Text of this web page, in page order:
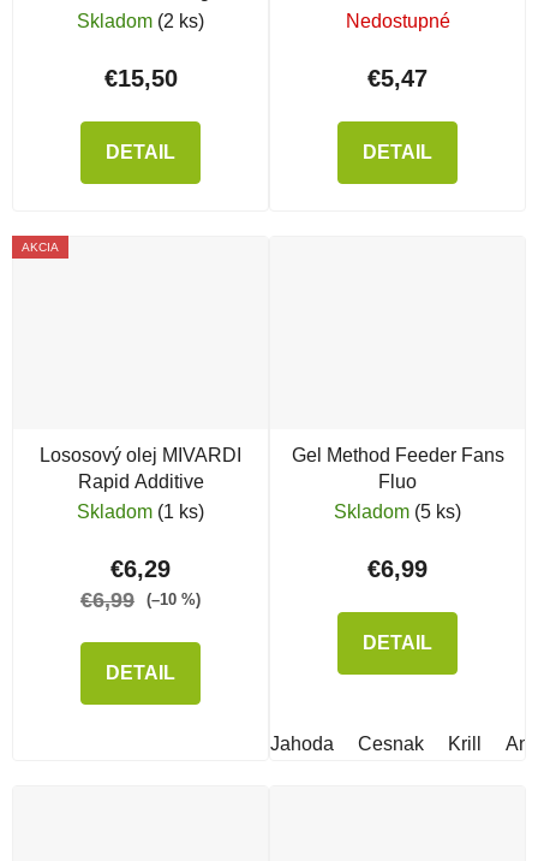
Skladom (2 ks)
€15,50
DETAIL
Nedostupné
€5,47
DETAIL
AKCIA
Lososový olej MIVARDI
Rapid Additive
Skladom (1 ks)
€6,29
€6,99 (–10 %)
DETAIL
Gel Method Feeder Fans
Fluo
Skladom (5 ks)
€6,99
DETAIL
Jahoda Cesnak Krill